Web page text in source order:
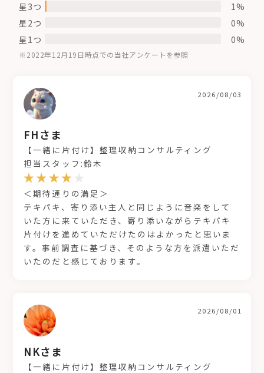
星3つ
1%
星2つ
0%
星1つ
0%
※2022年12月19日時点での当社アンケートを参照
FHさま
2026/08/03
【一緒に片付け】整理収納コンサルティング
担当スタッフ:鈴木
＜期待通りの満足＞
テキパキ、寄り添い主人と同じように音楽をして
いた方に来ていただき、寄り添いながらテキパキ
片付けを進めていただけたのはよかったと思いま
す。事前調査に基づき、そのような方を派遣いただ
いたのだと感じております。
NKさま
2026/08/01
【一緒に片付け】整理収納コンサルティング